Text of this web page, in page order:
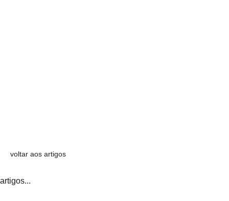
voltar aos artigos
artigos...